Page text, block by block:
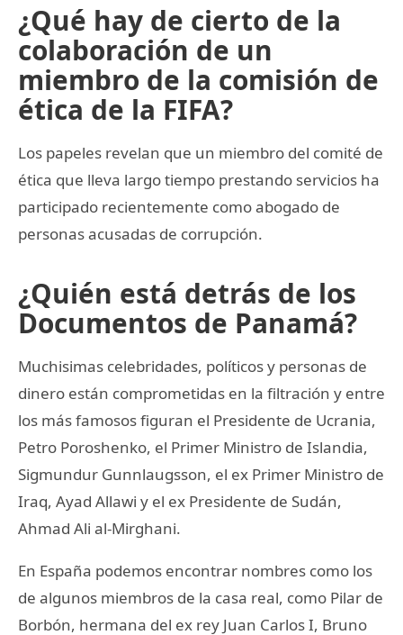
¿Qué hay de cierto de la
colaboración de un
miembro de la comisión de
ética de la FIFA?
Los papeles revelan que un miembro del comité de
ética que lleva largo tiempo prestando servicios ha
participado recientemente como abogado de
personas acusadas de corrupción.
¿Quién está detrás de los
Documentos de Panamá?
Muchisimas celebridades, políticos y personas de
dinero están comprometidas en la filtración y entre
los más famosos figuran el Presidente de Ucrania,
Petro Poroshenko, el Primer Ministro de Islandia,
Sigmundur Gunnlaugsson, el ex Primer Ministro de
Iraq, Ayad Allawi y el ex Presidente de Sudán,
Ahmad Ali al-Mirghani.
En España podemos encontrar nombres como los
de algunos miembros de la casa real, como Pilar de
Borbón, hermana del ex rey Juan Carlos I, Bruno